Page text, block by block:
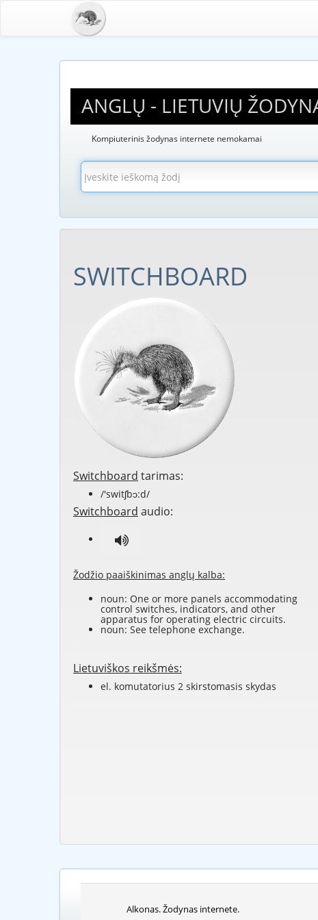
ANGLŲ - LIETUVIŲ
Kompiuterinis žodynas internete nemokamai
SWITCHBOARD
Switchboard tarimas:
/'switʃbɔ:d/
Switchboard audio:
Žodžio paaiškinimas anglų kalba:
noun: One or more panels accommodating
control switches, indicators, and other
apparatus for operating electric circuits.
noun: See telephone exchange.
Lietuviškos reikšmės:
el. komutatorius 2 skirstomasis skydas
Alkonas. Žodynas internete.